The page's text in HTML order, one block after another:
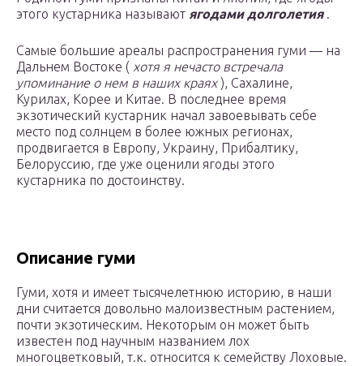
этого кустарника называют ягодами долголетия.
Самые большие ареалы распространения гуми — на
Дальнем Востоке ( хотя я нечасто встречала
упоминание о нем в наших краях), Сахалине,
Курилах, Корее и Китае. В последнее время
экзотический кустарник начал завоевывать себе
место под солнцем в более южных регионах,
продвигается в Европу, Украину, Прибалтику,
Белоруссию, где уже оценили ягоды этого
кустарника по достоинству.
Описание гуми
Гуми, хотя и имеет тысячелетнюю историю, в наши
дни считается довольно малоизвестным растением,
почти экзотическим. Некоторым он может быть
известен под научным названием лох
многоцветковый, т.к. относится к семейству Лоховые.